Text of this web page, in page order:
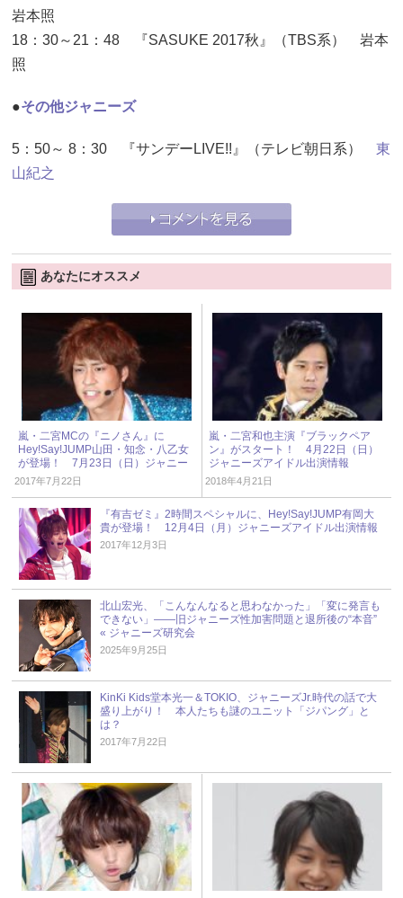
岩本照
18：30～21：48 『SASUKE 2017秋』（TBS系） 岩本
照
●その他ジャニーズ
5：50～ 8：30 『サンデーLIVE!!』（テレビ朝日系） 東
山紀之
あなたにオススメ
嵐・二宮MCの『ニノさん』に
Hey!Say!JUMP山田・知念・八乙女
が登場！ 7月23日（日）ジャニー
ズアイドル出演情報
2017年7月22日
嵐・二宮和也主演『ブラックペア
ン』がスタート！ 4月22日（日）
ジャニーズアイドル出演情報
2018年4月21日
『有吉ゼミ』2時間スペシャルに、Hey!Say!JUMP有岡大
貴が登場！ 12月4日（月）ジャニーズアイドル出演情報
2017年12月3日
北山宏光、「こんなんなると思わなかった」「変に発言も
できない」――旧ジャニーズ性加害問題と退所後の“本音”
« ジャニーズ研究会
2025年9月25日
KinKi Kids堂本光一＆TOKIO、ジャニーズJr.時代の話で大
盛り上がり！ 本人たちも謎のユニット「ジパング」と
は？
2017年7月22日